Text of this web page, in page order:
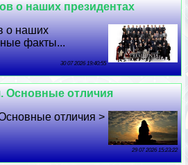
о наших президентах
о наших
факты...
30 07 2026 19:40:55
Основные отличия
отличия >
29 07 2026 15:23:22